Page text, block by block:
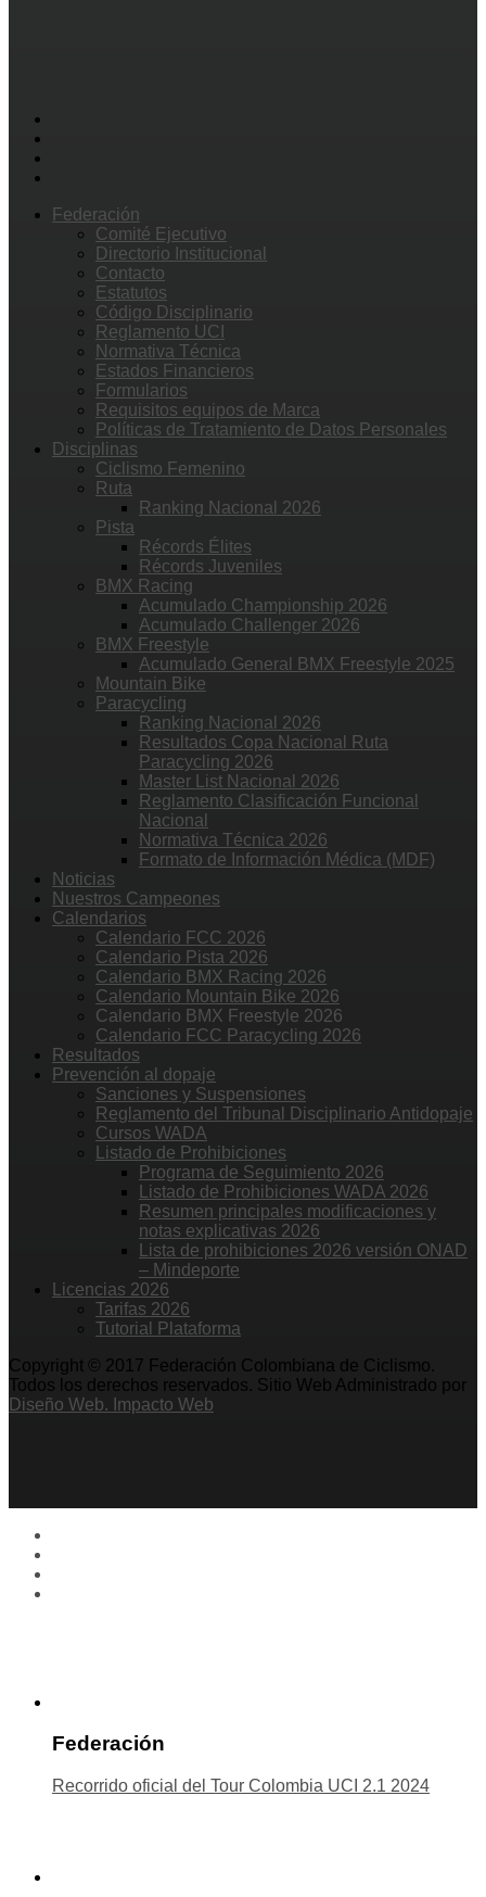
Federación
Comité Ejecutivo
Directorio Institucional
Contacto
Estatutos
Código Disciplinario
Reglamento UCI
Normativa Técnica
Estados Financieros
Formularios
Requisitos equipos de Marca
Políticas de Tratamiento de Datos Personales
Disciplinas
Ciclismo Femenino
Ruta
Ranking Nacional 2026
Pista
Récords Élites
Récords Juveniles
BMX Racing
Acumulado Championship 2026
Acumulado Challenger 2026
BMX Freestyle
Acumulado General BMX Freestyle 2025
Mountain Bike
Paracycling
Ranking Nacional 2026
Resultados Copa Nacional Ruta
Paracycling 2026
Master List Nacional 2026
Reglamento Clasificación Funcional
Nacional
Normativa Técnica 2026
Formato de Información Médica (MDF)
Noticias
Nuestros Campeones
Calendarios
Calendario FCC 2026
Calendario Pista 2026
Calendario BMX Racing 2026
Calendario Mountain Bike 2026
Calendario BMX Freestyle 2026
Calendario FCC Paracycling 2026
Resultados
Prevención al dopaje
Sanciones y Suspensiones
Reglamento del Tribunal Disciplinario Antidopaje
Cursos WADA
Listado de Prohibiciones
Programa de Seguimiento 2026
Listado de Prohibiciones WADA 2026
Resumen principales modificaciones y
notas explicativas 2026
Lista de prohibiciones 2026 versión ONAD
– Mindeporte
Licencias 2026
Tarifas 2026
Tutorial Plataforma
Copyright © 2017 Federación Colombiana de Ciclismo.
Todos los derechos reservados. Sitio Web Administrado por
Diseño Web. Impacto Web
Federación
Recorrido oficial del Tour Colombia UCI 2.1 2024